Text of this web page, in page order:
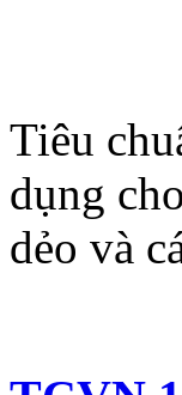
Tiêu
dụng
dẻo và